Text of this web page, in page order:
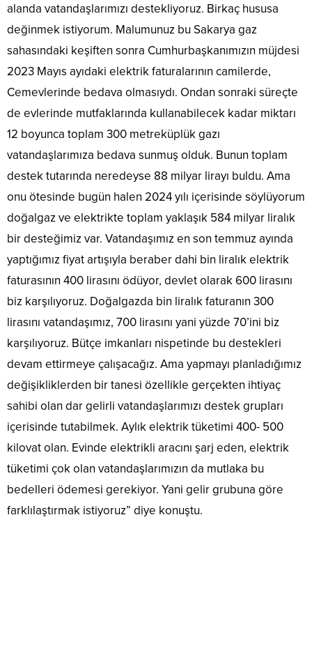
alanda vatandaşlarımızı destekliyoruz. Birkaç hususa
değinmek istiyorum. Malumunuz bu Sakarya gaz
sahasındaki keşiften sonra Cumhurbaşkanımızın müjdesi
2023 Mayıs ayıdaki elektrik faturalarının camilerde,
Cemevlerinde bedava olmasıydı. Ondan sonraki süreçte
de evlerinde mutfaklarında kullanabilecek kadar miktarı
12 boyunca toplam 300 metreküplük gazı
vatandaşlarımıza bedava sunmuş olduk. Bunun toplam
destek tutarında neredeyse 88 milyar lirayı buldu. Ama
onu ötesinde bugün halen 2024 yılı içerisinde söylüyorum
doğalgaz ve elektrikte toplam yaklaşık 584 milyar liralık
bir desteğimiz var. Vatandaşımız en son temmuz ayında
yaptığımız fiyat artışıyla beraber dahi bin liralık elektrik
faturasının 400 lirasını ödüyor, devlet olarak 600 lirasını
biz karşılıyoruz. Doğalgazda bin liralık faturanın 300
lirasını vatandaşımız, 700 lirasını yani yüzde 70’ini biz
karşılıyoruz. Bütçe imkanları nispetinde bu destekleri
devam ettirmeye çalışacağız. Ama yapmayı planladığımız
değişikliklerden bir tanesi özellikle gerçekten ihtiyaç
sahibi olan dar gelirli vatandaşlarımızı destek grupları
içerisinde tutabilmek. Aylık elektrik tüketimi 400- 500
kilovat olan. Evinde elektrikli aracını şarj eden, elektrik
tüketimi çok olan vatandaşlarımızın da mutlaka bu
bedelleri ödemesi gerekiyor. Yani gelir grubuna göre
farklılaştırmak istiyoruz” diye konuştu.